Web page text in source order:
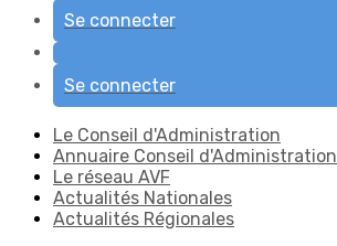
Se connecter
Se connecter
Le Conseil d'Administration
Annuaire Conseil d'Administration
Le réseau AVF
Actualités Nationales
Actualités Régionales